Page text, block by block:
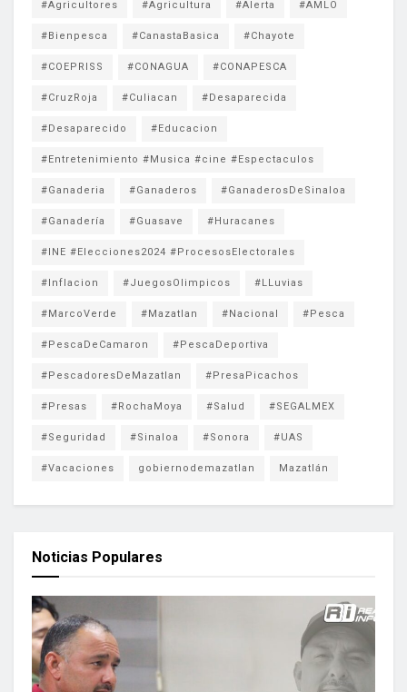
#Agricultores #Agricultura #Alerta #AMLO
#Bienpesca #CanastaBasica #Chayote
#COEPRISS #CONAGUA #CONAPESCA
#CruzRoja #Culiacan #Desaparecida
#Desaparecido #Educacion
#Entretenimiento #Musica #cine #Espectaculos
#Ganaderia #Ganaderos #GanaderosDeSinaloa
#Ganadería #Guasave #Huracanes
#INE #Elecciones2024 #ProcesosElectorales
#Inflacion #JuegosOlimpicos #LLuvias
#MarcoVerde #Mazatlan #Nacional #Pesca
#PescaDeCamaron #PescaDeportiva
#PescadoresDeMazatlan #PresaPicachos
#Presas #RochaMoya #Salud #SEGALMEX
#Seguridad #Sinaloa #Sonora #UAS
#Vacaciones gobiernodemazatlan Mazatlán
Noticias Populares